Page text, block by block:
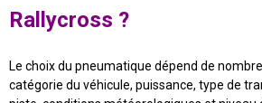
Rallycross ?
Le choix du pneumatique dépend de
catégorie du véhicule, puissance, type de